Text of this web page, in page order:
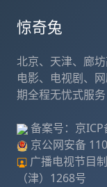
惊奇兔
北京、天津、廊
电影、电视剧、
期全程无忧式服务
备案号： 京
京公网安备
广播电视节目
（津）1268号